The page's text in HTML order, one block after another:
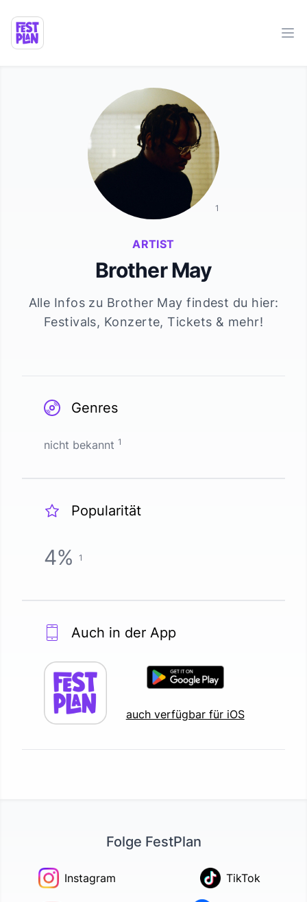
ARTIST
Brother May
Alle Infos zu Brother May findest du hier:
Festivals, Konzerte, Tickets & mehr!
1
Genres
nicht bekannt 1
Popularität
4% 1
Auch in der App
auch verfügbar für iOS
Folge FestPlan
Instagram TikTok